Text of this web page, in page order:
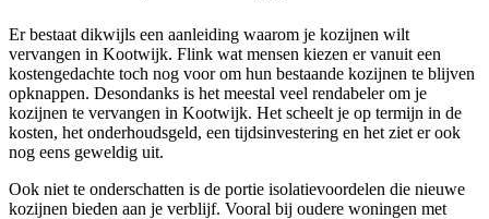
Er bestaat dikwijls een aanleiding waarom je kozijnen wilt
vervangen in Kootwijk. Flink wat mensen kiezen er vanuit een
kostengedachte toch nog voor om hun bestaande kozijnen te blijven
opknappen. Desondanks is het meestal veel rendabeler om je
kozijnen te vervangen in Kootwijk. Het scheelt je op termijn in de
kosten, het onderhoudsgeld, een tijdsinvestering en het ziet er ook
nog eens geweldig uit.
Ook niet te onderschatten is de portie isolatievoordelen die nieuwe
kozijnen bieden aan je verblijf. Vooral bij oudere woningen met